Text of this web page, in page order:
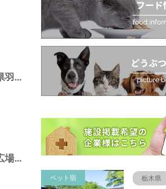
西的場緑地（岐阜県羽島市）
長良川南部多目的広場（岐阜県羽島市）
ペット宿 栃木県